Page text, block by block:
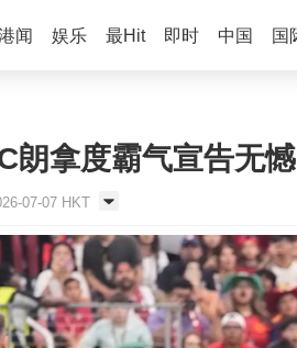
闻 娱乐 最Hit 即时 中国 国
朗拿度霸气宣告无
07-07 HKT